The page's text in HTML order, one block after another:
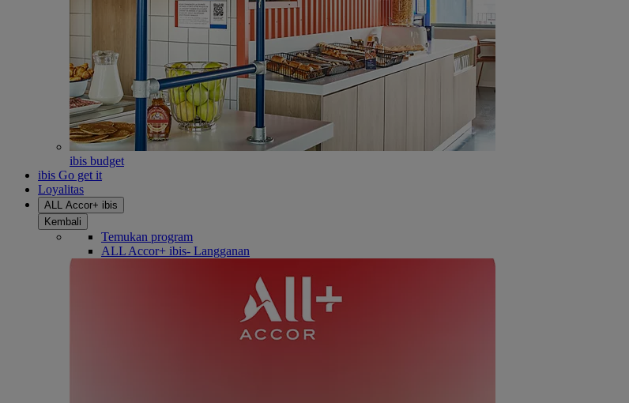
ibis budget
ibis Go get it
Loyalitas
ALL Accor+ ibis
Kembali
Temukan program
ALL Accor+ ibis- Langganan